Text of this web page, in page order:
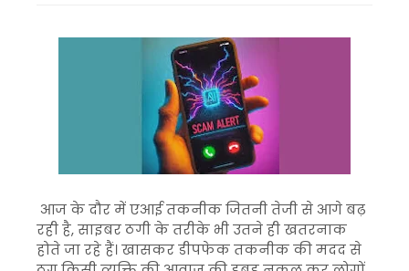
आज के दौर में एआई तकनीक जितनी तेजी से आगे बढ़
रही है, साइबर ठगी के तरीके भी उतने ही खतरनाक
होते जा रहे हैं। खासकर डीपफेक तकनीक की मदद से